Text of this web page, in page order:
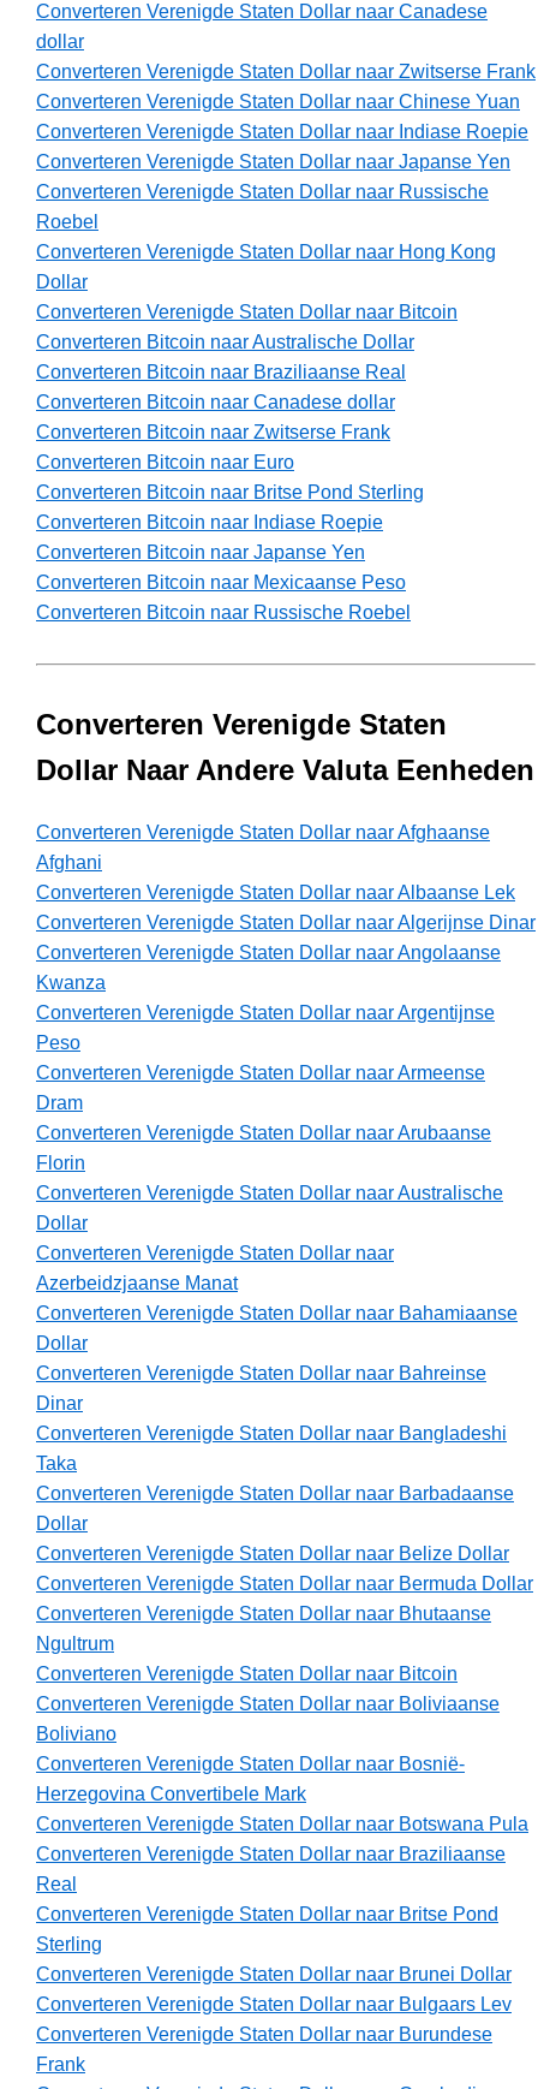
Converteren Verenigde Staten Dollar naar Canadese
dollar
Converteren Verenigde Staten Dollar naar Zwitserse Frank
Converteren Verenigde Staten Dollar naar Chinese Yuan
Converteren Verenigde Staten Dollar naar Indiase Roepie
Converteren Verenigde Staten Dollar naar Japanse Yen
Converteren Verenigde Staten Dollar naar Russische
Roebel
Converteren Verenigde Staten Dollar naar Hong Kong
Dollar
Converteren Verenigde Staten Dollar naar Bitcoin
Converteren Bitcoin naar Australische Dollar
Converteren Bitcoin naar Braziliaanse Real
Converteren Bitcoin naar Canadese dollar
Converteren Bitcoin naar Zwitserse Frank
Converteren Bitcoin naar Euro
Converteren Bitcoin naar Britse Pond Sterling
Converteren Bitcoin naar Indiase Roepie
Converteren Bitcoin naar Japanse Yen
Converteren Bitcoin naar Mexicaanse Peso
Converteren Bitcoin naar Russische Roebel
Converteren Verenigde Staten
Dollar Naar Andere Valuta Eenheden
Converteren Verenigde Staten Dollar naar Afghaanse
Afghani
Converteren Verenigde Staten Dollar naar Albaanse Lek
Converteren Verenigde Staten Dollar naar Algerijnse Dinar
Converteren Verenigde Staten Dollar naar Angolaanse
Kwanza
Converteren Verenigde Staten Dollar naar Argentijnse
Peso
Converteren Verenigde Staten Dollar naar Armeense
Dram
Converteren Verenigde Staten Dollar naar Arubaanse
Florin
Converteren Verenigde Staten Dollar naar Australische
Dollar
Converteren Verenigde Staten Dollar naar
Azerbeidzjaanse Manat
Converteren Verenigde Staten Dollar naar Bahamiaanse
Dollar
Converteren Verenigde Staten Dollar naar Bahreinse
Dinar
Converteren Verenigde Staten Dollar naar Bangladeshi
Taka
Converteren Verenigde Staten Dollar naar Barbadaanse
Dollar
Converteren Verenigde Staten Dollar naar Belize Dollar
Converteren Verenigde Staten Dollar naar Bermuda Dollar
Converteren Verenigde Staten Dollar naar Bhutaanse
Ngultrum
Converteren Verenigde Staten Dollar naar Bitcoin
Converteren Verenigde Staten Dollar naar Boliviaanse
Boliviano
Converteren Verenigde Staten Dollar naar Bosnië-
Herzegovina Convertibele Mark
Converteren Verenigde Staten Dollar naar Botswana Pula
Converteren Verenigde Staten Dollar naar Braziliaanse
Real
Converteren Verenigde Staten Dollar naar Britse Pond
Sterling
Converteren Verenigde Staten Dollar naar Brunei Dollar
Converteren Verenigde Staten Dollar naar Bulgaars Lev
Converteren Verenigde Staten Dollar naar Burundese
Frank